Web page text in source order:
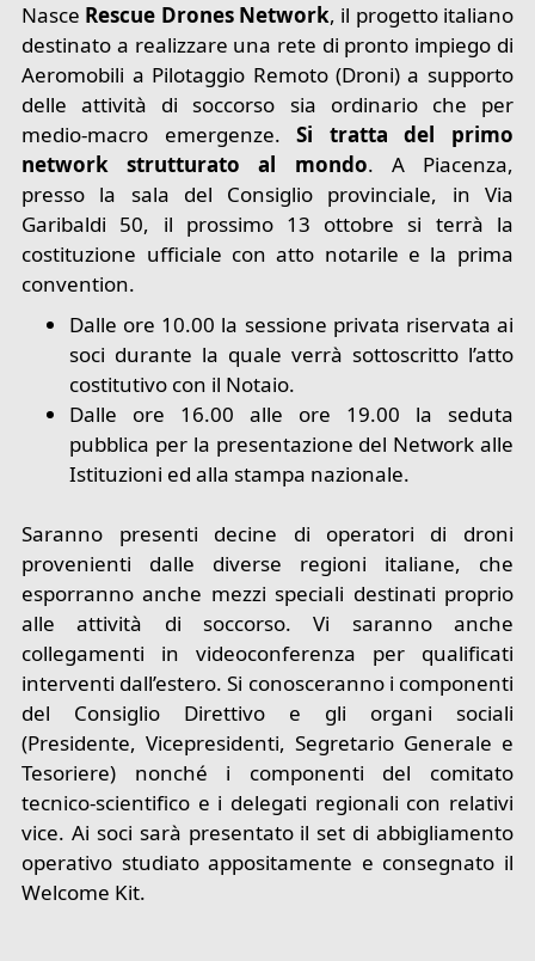
Nasce Rescue Drones Network, il progetto italiano
destinato a realizzare una rete di pronto impiego di
Aeromobili a Pilotaggio Remoto (Droni) a supporto
delle attività di soccorso sia ordinario che per
medio-macro emergenze.Si tratta del primo
network strutturato al mondo. A Piacenza,
presso la sala del Consiglio provinciale, in Via
Garibaldi 50, il prossimo 13 ottobre si terrà la
costituzione ufficiale con atto notarile e la prima
convention.
Dalle ore 10.00 la sessione privata riservata ai
soci durante la quale verrà sottoscritto l’atto
costitutivo con il Notaio.
Dalle ore 16.00 alle ore 19.00 la seduta
pubblica per la presentazione del Network alle
Istituzioni ed alla stampa nazionale.
Saranno presenti decine di operatori di droni
provenienti dalle diverse regioni italiane, che
esporranno anche mezzi speciali destinati proprio
alle attività di soccorso. Vi saranno anche
collegamenti in videoconferenza per qualificati
interventi dall’estero. Si conosceranno i componenti
del Consiglio Direttivo e gli organi sociali
(Presidente, Vicepresidenti, Segretario Generale e
Tesoriere) nonché i componenti del comitato
tecnico-scientifico e i delegati regionali con relativi
vice. Ai soci sarà presentato il set di abbigliamento
operativo studiato appositamente e consegnato il
Welcome Kit.